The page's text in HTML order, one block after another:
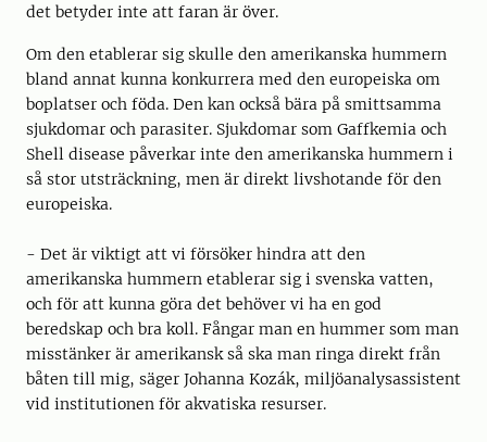
det betyder inte att faran är över.
Om den etablerar sig skulle den amerikanska hummern
bland annat kunna konkurrera med den europeiska om
boplatser och föda. Den kan också bära på smittsamma
sjukdomar och parasiter. Sjukdomar som Gaffkemia och
Shell disease påverkar inte den amerikanska hummern i
så stor utsträckning, men är direkt livshotande för den
europeiska.
- Det är viktigt att vi försöker hindra att den
amerikanska hummern etablerar sig i svenska vatten,
och för att kunna göra det behöver vi ha en god
beredskap och bra koll. Fångar man en hummer som man
misstänker är amerikansk så ska man ringa direkt från
båten till mig, säger Johanna Kozák, miljöanalysassistent
vid institutionen för akvatiska resurser.